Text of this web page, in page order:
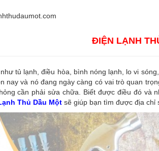
ĐIỆN LẠNH
tủ lạnh, điều hòa, bình nóng lạnh, lo vi
nay và nó đang ngày càng có vai trò quan
cần phải sửa chữa. Biết được điều đó và
Thủ Dầu Một sẽ giúp bạn tìm được địa chỉ